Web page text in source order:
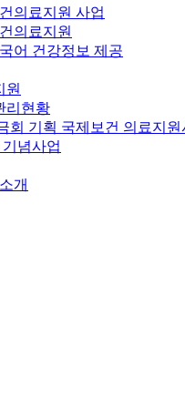
의료지원 사업
의료지원
어 건강정보 제공
원
리현황
회 기획 국제보건 의료지원
념사업
개